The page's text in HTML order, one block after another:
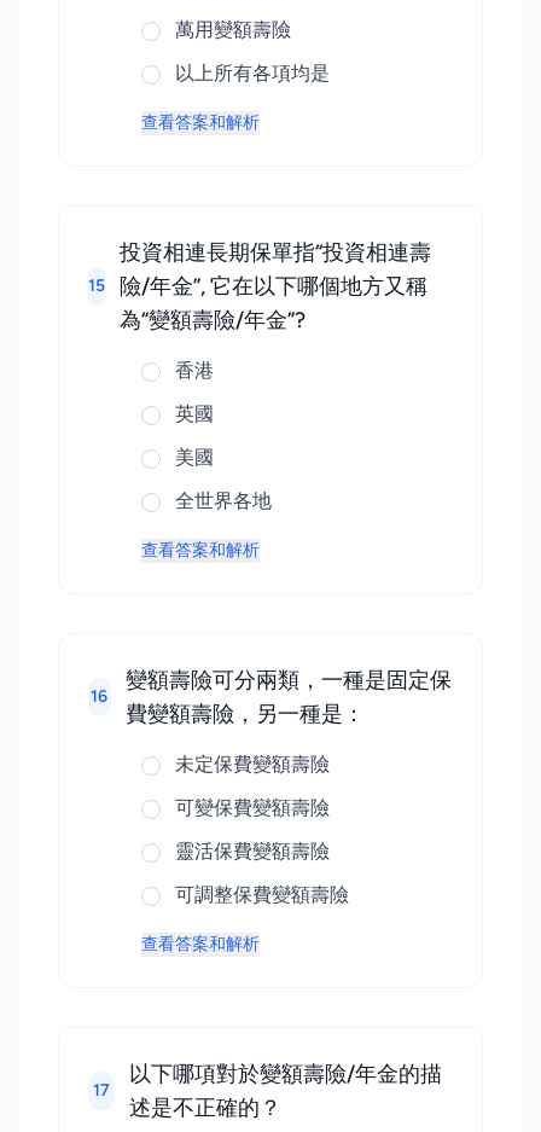
萬用變額壽險
以上所有各項均是
查看答案和解析
15
投資相連長期保單指“投資相連壽
險/年金”, 它在以下哪個地方又稱
為“變額壽險/年金”?
香港
英國
美國
全世界各地
查看答案和解析
16
變額壽險可分兩類，一種是固定保
費變額壽險，另一種是：
未定保費變額壽險
可變保費變額壽險
靈活保費變額壽險
可調整保費變額壽險
查看答案和解析
17
以下哪項對於變額壽險/年金的描
述是不正確的？